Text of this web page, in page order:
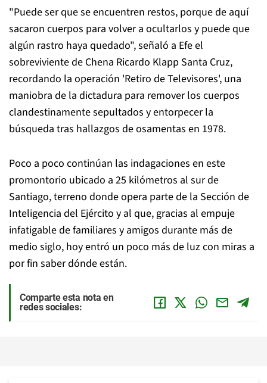
"Puede ser que se encuentren restos, porque de aquí
sacaron cuerpos para volver a ocultarlos y puede que
algún rastro haya quedado", señaló a Efe el
sobreviviente de Chena Ricardo Klapp Santa Cruz,
recordando la operación 'Retiro de Televisores', una
maniobra de la dictadura para remover los cuerpos
clandestinamente sepultados y entorpecer la
búsqueda tras hallazgos de osamentas en 1978.
Poco a poco continúan las indagaciones en este
promontorio ubicado a 25 kilómetros al sur de
Santiago, terreno donde opera parte de la Sección de
Inteligencia del Ejército y al que, gracias al empuje
infatigable de familiares y amigos durante más de
medio siglo, hoy entró un poco más de luz con miras a
por fin saber dónde están.
Comparte esta nota en
redes sociales: